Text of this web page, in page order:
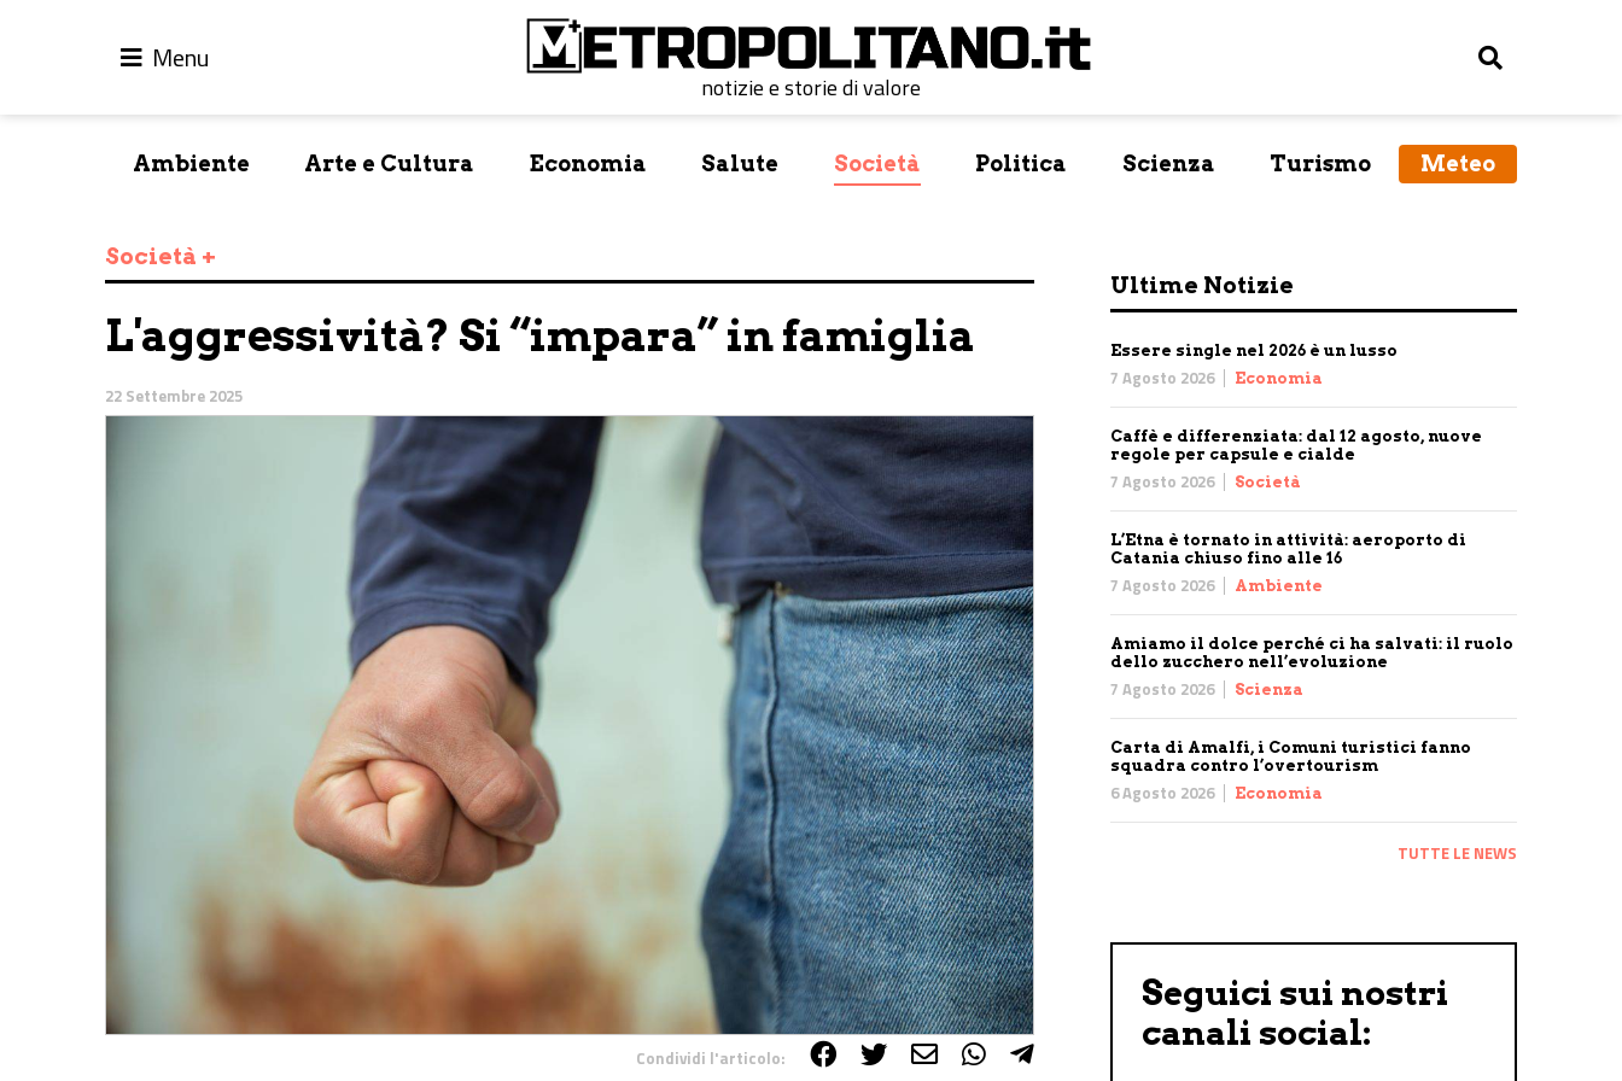
Menu
notizie e storie di valore
Ambiente Arte e Cultura Economia Salute Società Politica Scienza Turismo Meteo
Società +
L'aggressività? Si “impara” in famiglia
22 Settembre 2025
Condividi l'articolo:
Ultime Notizie
Essere single nel 2026 è un lusso
7 Agosto 2026 Economia
Caffè e differenziata: dal 12 agosto, nuove
regole per capsule e cialde
7 Agosto 2026 Società
L’Etna è tornato in attività: aeroporto di
Catania chiuso fino alle 16
7 Agosto 2026 Ambiente
Amiamo il dolce perché ci ha salvati: il ruolo
dello zucchero nell’evoluzione
7 Agosto 2026 Scienza
Carta di Amalfi, i Comuni turistici fanno
squadra contro l’overtourism
6 Agosto 2026 Economia
TUTTE LE NEWS
Seguici sui nostri
canali social: